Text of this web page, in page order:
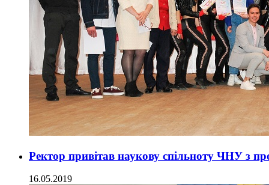
Ректор привітав наукову спільноту ЧНУ з
16.05.2019